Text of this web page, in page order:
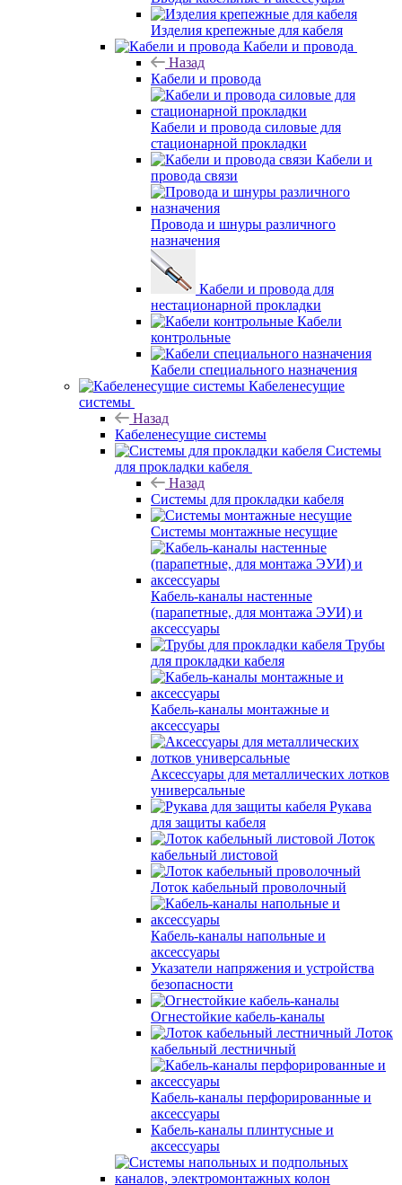
Изделия крепежные для кабеля
Кабели и провода
Назад
Кабели и провода
Кабели и провода силовые для
стационарной прокладки
Кабели и
провода связи
Провода и шнуры различного
назначения
Кабели и провода для
нестационарной прокладки
Кабели
контрольные
Кабели специального назначения
Кабеленесущие
системы
Назад
Кабеленесущие системы
Системы
для прокладки кабеля
Назад
Системы для прокладки кабеля
Системы монтажные несущие
Кабель-каналы настенные
(парапетные, для монтажа ЭУИ) и
аксессуары
Трубы
для прокладки кабеля
Кабель-каналы монтажные и
аксессуары
Аксессуары для металлических лотков
универсальные
Рукава
для защиты кабеля
Лоток
кабельный листовой
Лоток кабельный проволочный
Кабель-каналы напольные и
аксессуары
Указатели напряжения и устройства
безопасности
Огнестойкие кабель-каналы
Лоток
кабельный лестничный
Кабель-каналы перфорированные и
аксессуары
Кабель-каналы плинтусные и
аксессуары